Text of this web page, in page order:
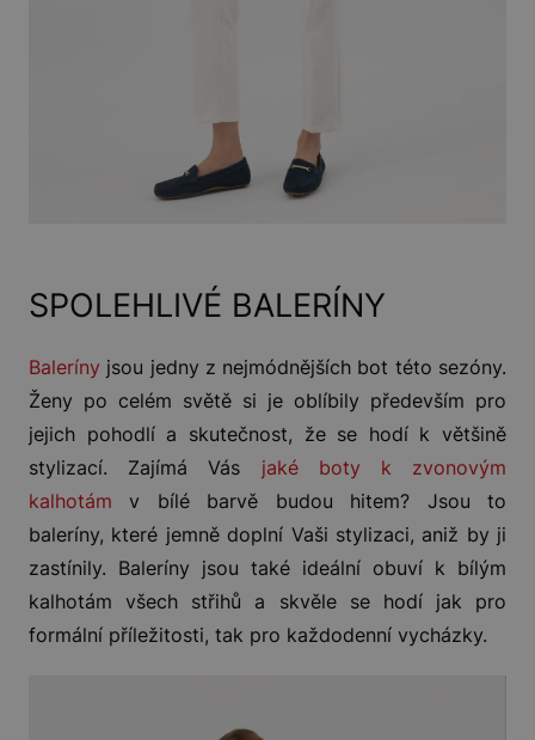
SPOLEHLIVÉ BALERÍNY
Baleríny jsou jedny z nejmódnějších bot této sezóny.
Ženy po celém světě si je oblíbily především pro
jejich pohodlí a skutečnost, že se hodí k většině
stylizací. Zajímá Vás jaké boty k zvonovým
kalhotám v bílé barvě budou hitem? Jsou to
baleríny, které jemně doplní Vaši stylizaci, aniž by ji
zastínily. Baleríny jsou také ideální obuví k bílým
kalhotám všech střihů a skvěle se hodí jak pro
formální příležitosti, tak pro každodenní vycházky.